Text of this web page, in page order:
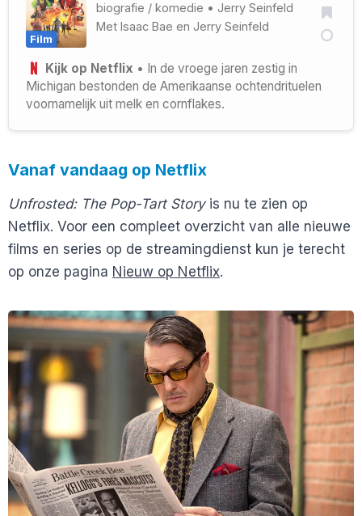
Film
biografie / komedie • Jerry Seinfeld
Met Isaac Bae en Jerry Seinfeld
Kijk op Netflix • In de vroege jaren zestig in
Michigan bestonden de Amerikaanse ochtendrituelen
voornamelijk uit melk en cornflakes.
Vanaf vandaag op Netflix
Unfrosted: The Pop-Tart Storyis nu te zien op
Netflix. Voor een compleet overzicht van alle nieuwe
films en series op de streamingdienst kun je terecht
op onze pagina Nieuw op Netflix.